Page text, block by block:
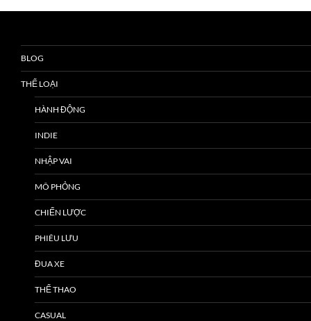
BLOG
THỂ LOẠI
HÀNH ĐỘNG
INDIE
NHẬP VAI
MÔ PHỎNG
CHIẾN LƯỢC
PHIÊU LƯU
ĐUA XE
THỂ THAO
CASUAL